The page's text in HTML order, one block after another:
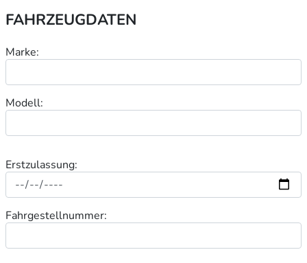
FAHRZEUGDATEN
Marke:
Modell:
Erstzulassung:
Fahrgestellnummer: